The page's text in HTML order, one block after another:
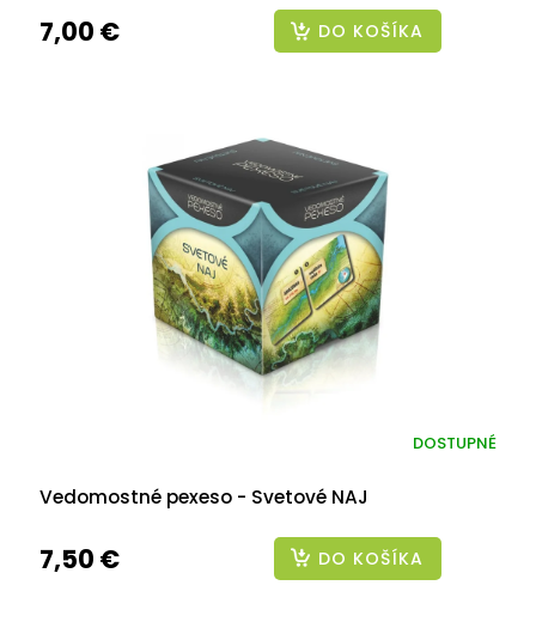
7,00 € DO KOŠÍKA
Vedomostné pexeso - Svetové NAJ
DOSTUPNÉ
7,50 € DO KOŠÍKA